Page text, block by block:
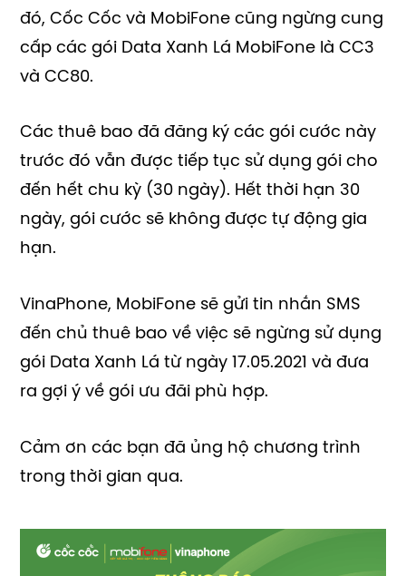
đó, Cốc Cốc và MobiFone cũng ngừng cung
cấp các gói Data Xanh Lá MobiFone là CC3
và CC80.
Các thuê bao đã đăng ký các gói cước này
trước đó vẫn được tiếp tục sử dụng gói cho
đến hết chu kỳ (30 ngày). Hết thời hạn 30
ngày, gói cước sẽ không được tự động gia
hạn.
VinaPhone, MobiFone sẽ gửi tin nhắn SMS
đến chủ thuê bao về việc sẽ ngừng sử dụng
gói Data Xanh Lá từ ngày 17.05.2021 và đưa
ra gợi ý về gói ưu đãi phù hợp.
Cảm ơn các bạn đã ủng hộ chương trình
trong thời gian qua.